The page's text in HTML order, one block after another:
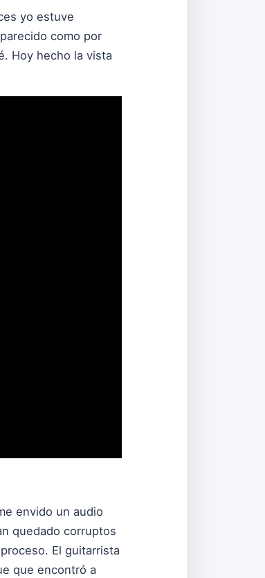
yo estuve
como por
Hoy hecho la vista
envido un audio
quedado corruptos
El guitarrista
que encontró a